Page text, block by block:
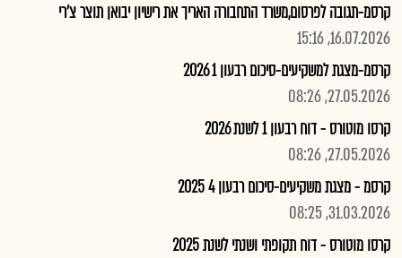
קרסמ-תגובה לפרסום,משרד התחבורה האריך את רישיון יבואן תוצר צ'רי
16.07.2026, 15:16
קרסמ-מצגת למשקיעים-סיכום רבעון 1 2026
27.05.2026, 08:26
קרסו מוטורס - דוח רבעון 1 לשנת 2026
27.05.2026, 08:26
קרסמ - מצגת משקיעים-סיכום רבעון 4 2025
31.03.2026, 08:25
קרסו מוטורס - דוח תקופתי ושנתי לשנת 2025